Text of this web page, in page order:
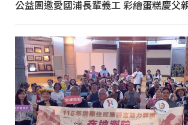
公益團邀愛國浦長輩義工 彩繪蛋糕慶父